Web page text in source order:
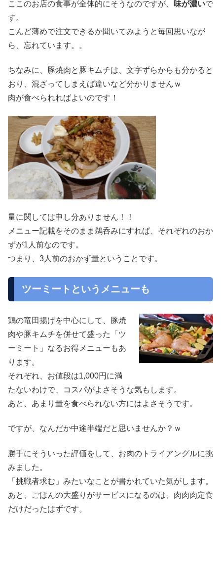
ここのお店の食事が全体的にそうなのですが、 味が濃いで
す。
こんど薄めで注文できるか聞いてみようと毎回思いなが
ら、忘れています。。
ちなみに、豚焼肉と豚キムチは、文字ずらからも分かると
おり、混ざってしまえば違いなど分かりませんｗ
肉が食べられればよいのです！
量に関しては申し分ありません！！
メニュー記載をそのまま鵜呑みにすれば、それぞれのおか
ずが1人前なのです。
つまり、3人前のおかず量ということです。
ツーミートというメニューも
鶏の竜田揚げを中心にして、豚焼
肉や豚キムチを併せて盛った「ツ
ーミート」なるお得メニューもあ
ります。
それぞれ、お値段は1,000円に満
たないわけで、コスパがよさそうな気もします。
あと、あまり量を食べられない方にはよさそうです。
ですが、なんだか中途半端だと思いませんか？ｗ
勝手にそういった評価をして、お肉のトライアングルに挑
みました。
「挑戦者求む」みたいなことが書かれていた気がします。
あと、ごはんの大盛りがサービスになるのは、肉肉肉定食
だけだったはずです。